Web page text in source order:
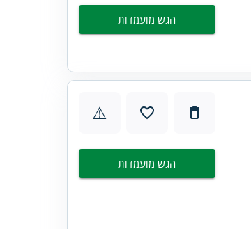
הגש מועמדות
⚠
הגש מועמדות